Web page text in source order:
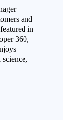
and
in
360,